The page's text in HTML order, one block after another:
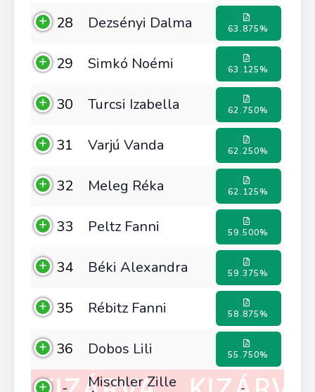
28 Dezsényi Dalma 63.875%
29 Simkó Noémi 63.125%
30 Turcsi Izabella 62.750%
31 Varjú Vanda 62.250%
32 Meleg Réka 62.125%
33 Peltz Fanni 59.500%
34 Béki Alexandra 59.375%
35 Rébitz Fanni 58.875%
36 Dobos Lili 55.750%
- Mischler Zille -